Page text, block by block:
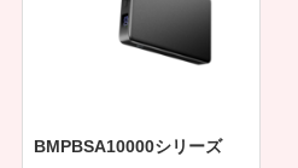
BMPBSA10000シリーズ